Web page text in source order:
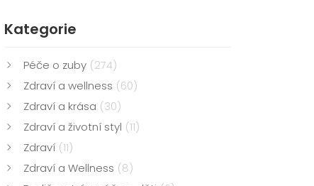
Kategorie
Péče o zuby (274)
Zdraví a wellness (60)
Zdraví a krása (30)
Zdraví a životní styl (11)
Zdraví (11)
Zdraví a Wellness (8)